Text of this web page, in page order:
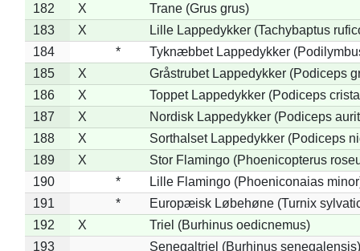
182
X
Trane (Grus grus)
183
X
Lille Lappedykker (Tachybaptus
184
*
Tyknæbbet Lappedykker
185
X
Gråstrubet Lappedykker (Podiceps
186
X
Toppet Lappedykker (Podiceps
187
X
Nordisk Lappedykker (Podiceps
188
X
Sorthalset Lappedykker (Podiceps
189
X
Stor Flamingo (Phoenicopterus
190
*
Lille Flamingo (Phoeniconaias
191
*
Europæisk Løbehøne (Turnix
192
X
Triel (Burhinus oedicnemus)
193
Senegaltriel (Burhinus senegalensis)